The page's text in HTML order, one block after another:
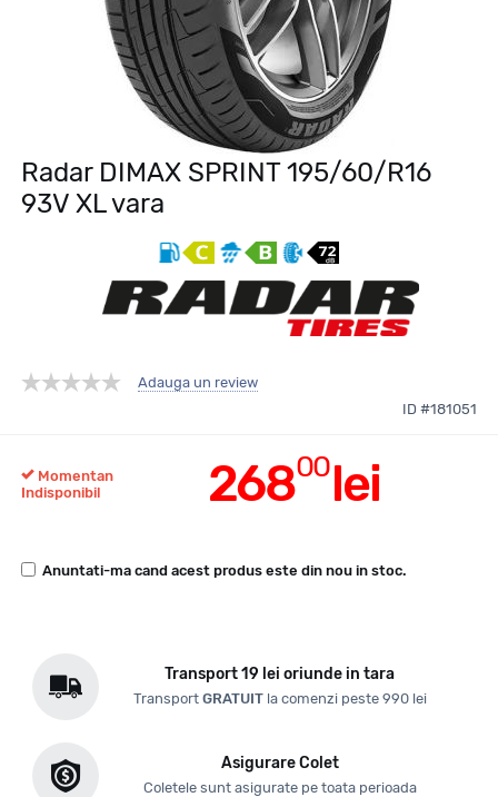
Radar DIMAX SPRINT 195/60/R16
93V XL vara
Adauga un review
ID #181051
26800lei
Momentan
Indisponibil
Anuntati-ma cand acest produs este din nou in stoc.
Transport 19 lei oriunde in tara
Transport GRATUITla comenzi peste 990 lei
Asigurare Colet
Coletele sunt asigurate pe toata perioada